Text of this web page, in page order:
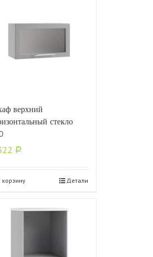
верхний
стекло
Р
корзину Детали